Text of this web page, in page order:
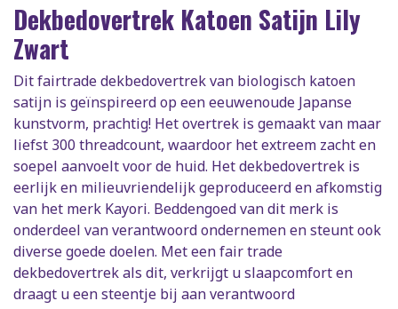
Dekbedovertrek Katoen Satijn Lily
Zwart
Dit fairtrade dekbedovertrek van biologisch katoen
satijn is geïnspireerd op een eeuwenoude Japanse
kunstvorm, prachtig! Het overtrek is gemaakt van maar
liefst 300 threadcount, waardoor het extreem zacht en
soepel aanvoelt voor de huid. Het dekbedovertrek is
eerlijk en milieuvriendelijk geproduceerd en afkomstig
van het merk Kayori. Beddengoed van dit merk is
onderdeel van verantwoord ondernemen en steunt ook
diverse goede doelen. Met een fair trade
dekbedovertrek als dit, verkrijgt u slaapcomfort en
draagt u een steentje bij aan verantwoord